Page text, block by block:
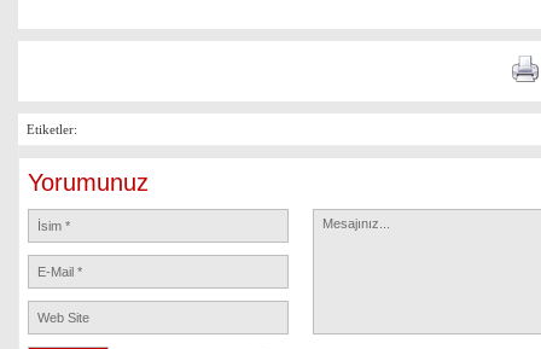
Etiketler:
Yorumunuz